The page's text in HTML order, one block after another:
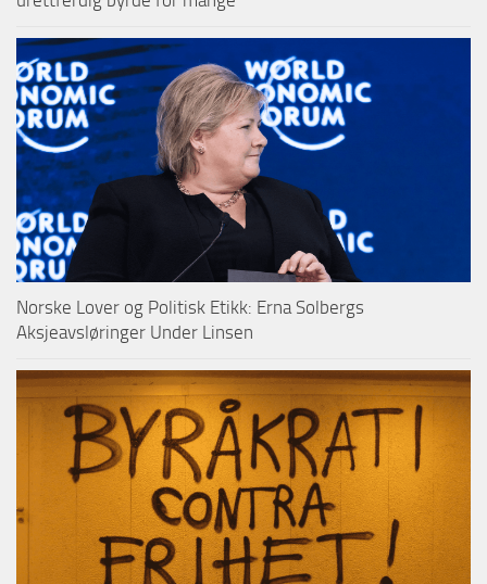
Norske Lover og Politisk Etikk: Erna Solbergs
Aksjeavsløringer Under Linsen